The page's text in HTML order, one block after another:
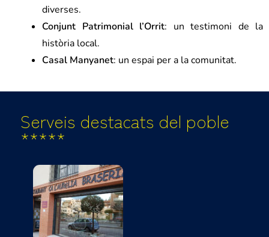
diverses.
Conjunt Patrimonial l’Orrit: un testimoni de la
història local.
Casal Manyanet: un espai per a la comunitat.
Serveis destacats del poble
*****